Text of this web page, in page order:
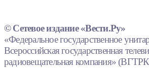
© Сетевое издание «Вести.Ру»
«Федеральное государственное
Всероссийская государственная
радиовещательная компания»